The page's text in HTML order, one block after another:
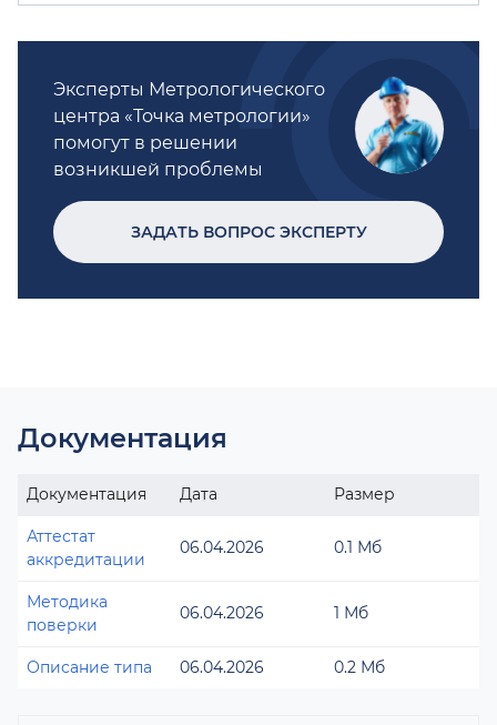
Эксперты Метрологического
центра «Точка метрологии»
помогут в решении
возникшей проблемы
ЗАДАТЬ ВОПРОС ЭКСПЕРТУ
Документация
Документация Дата Размер
Аттестат
аккредитации
06.04.2026 0.1 Мб
Методика
поверки
06.04.2026 1 Мб
Описание типа 06.04.2026 0.2 Мб